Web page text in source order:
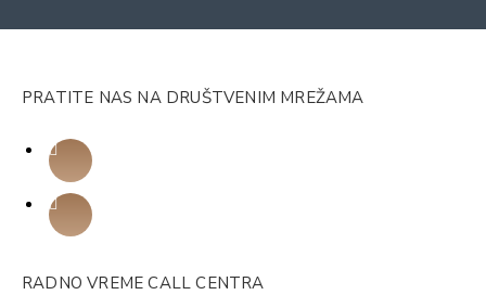
PRATITE NAS NA DRUŠTVENIM MREŽAMA
RADNO VREME CALL CENTRA